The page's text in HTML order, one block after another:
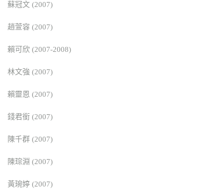
蘇冠文 (2007)
趙萱容 (2007)
賴可欣 (2007-2008)
林文強 (2007)
賴靈恩 (2007)
錢君銜 (2007)
陳千群 (2007)
陳琮淵 (2007)
黃琬婷 (2007)